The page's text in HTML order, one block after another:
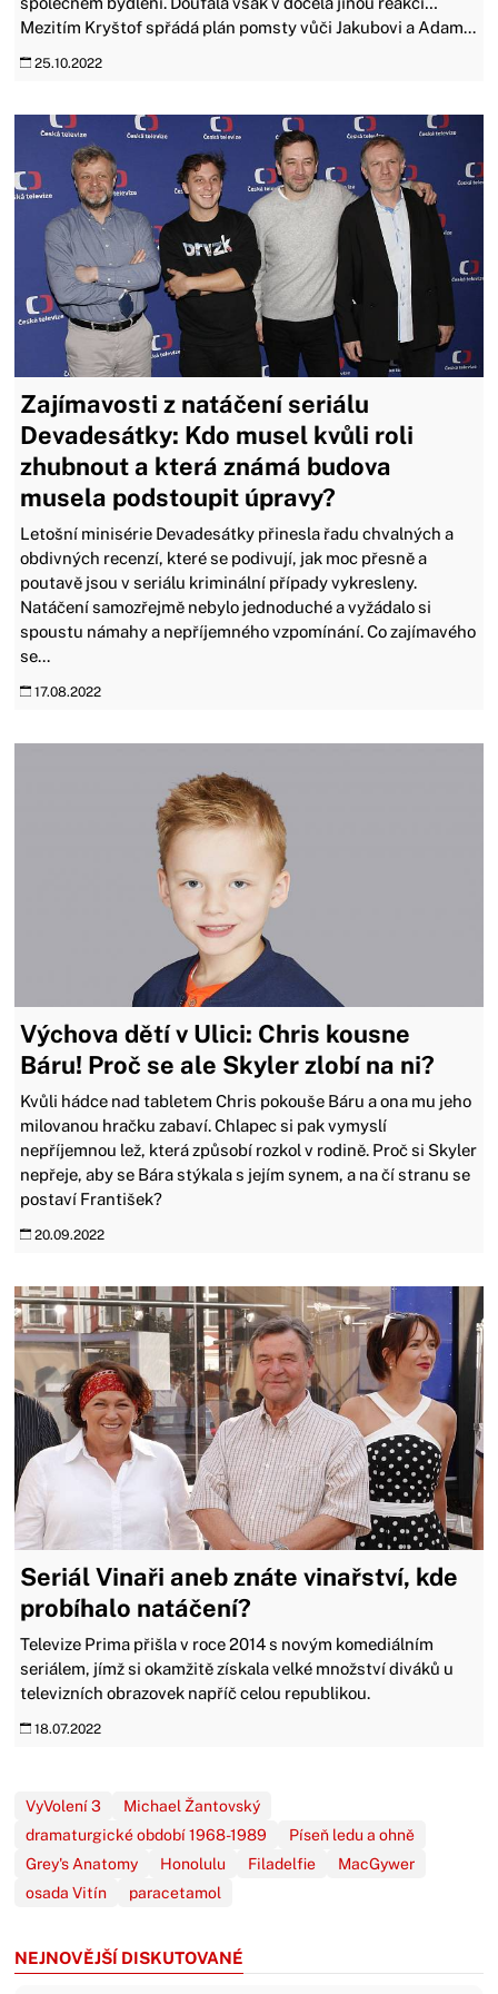
Mezitím Kryštof spřádá plán pomsty vůči Jakubovi a Adam...
25.10.2022
Zajímavosti z natáčení seriálu
Devadesátky: Kdo musel kvůli roli
zhubnout a která známá budova
musela podstoupit úpravy?
Letošní minisérie Devadesátky přinesla řadu chvalných a
obdivných recenzí, které se podivují, jak moc přesně a
poutavě jsou v seriálu kriminální případy vykresleny.
Natáčení samozřejmě nebylo jednoduché a vyžádalo si
spoustu námahy a nepříjemného vzpomínání. Co zajímavého
se...
17.08.2022
Výchova dětí v Ulici: Chris kousne
Báru! Proč se ale Skyler zlobí na ni?
Kvůli hádce nad tabletem Chris pokouše Báru a ona mu jeho
milovanou hračku zabaví. Chlapec si pak vymyslí
nepříjemnou lež, která způsobí rozkol v rodině. Proč si Skyler
nepřeje, aby se Bára stýkala s jejím synem, a na čí stranu se
postaví František?
20.09.2022
Seriál Vinaři aneb znáte vinařství, kde
probíhalo natáčení?
Televize Prima přišla v roce 2014 s novým komediálním
seriálem, jímž si okamžitě získala velké množství diváků u
televizních obrazovek napříč celou republikou.
18.07.2022
VyVolení 3
Michael Žantovský
dramaturgické období 1968-1989
Píseň ledu a ohně
Grey's Anatomy
Honolulu Filadelfie
MacGywer
osada Vitín
paracetamol
NEJNOVĚJŠÍ DISKUTOVANÉ